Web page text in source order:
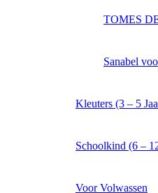
TOMES
Sanabel
Kleuters (3 – 5
Schoolkind (6 –
Voor Volwassen